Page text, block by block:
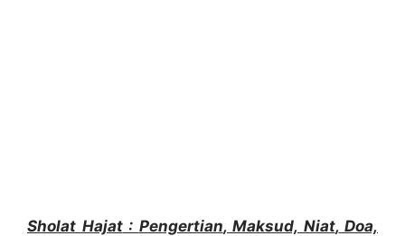
Sholat Hajat: Pengertian, Maksud, Niat,Doa,